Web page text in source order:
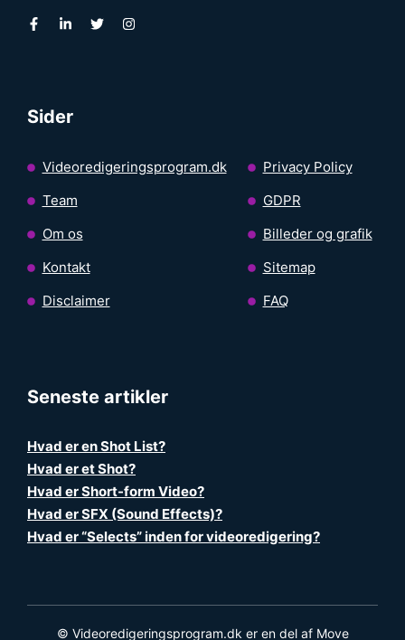
Sider
Videoredigeringsprogram.dk
Team
Om os
Kontakt
Disclaimer
Privacy Policy
GDPR
Billeder og grafik
Sitemap
FAQ
Seneste artikler
Hvad er en Shot List?
Hvad er et Shot?
Hvad er Short-form Video?
Hvad er SFX (Sound Effects)?
Hvad er “Selects” inden for videoredigering?
© Videoredigeringsprogram.dk er en del af Move